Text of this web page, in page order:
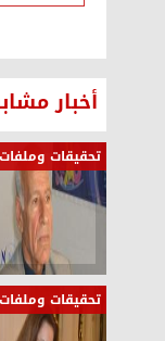
أخبار
تحقيقات وملفات
تحقيقات وملفات